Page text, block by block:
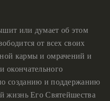
или думает об этом
от всех своих
кармы и омрачений и
окончательного
созданию и поддержанию
жизнь Его Святейшества